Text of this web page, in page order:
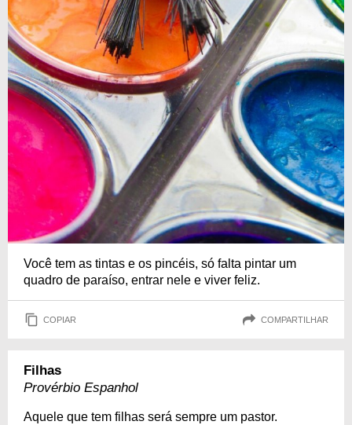
Você tem as tintas e os pincéis, só falta pintar um
quadro de paraíso, entrar nele e viver feliz.
COPIAR COMPARTILHAR
Filhas
Provérbio Espanhol
Aquele que tem filhas será sempre um pastor.